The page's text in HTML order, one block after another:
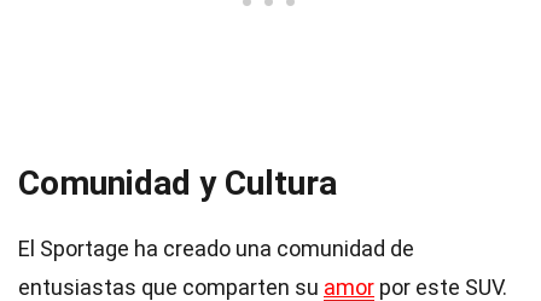
Comunidad y Cultura
El Sportage ha creado una comunidad de
entusiastas que comparten su amor por este SUV.